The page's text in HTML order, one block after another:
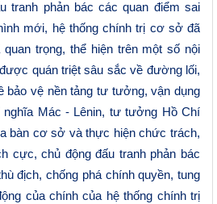
tranh phản bác các quan điểm sai
mới, hệ thống chính trị cơ sở đã
trọng, thể hiện trên một số nội
quán triệt sâu sắc về đường lối,
bảo vệ nền tảng tư tưởng, vận dụng
nghĩa Mác - Lênin, tư tưởng Hồ Chí
bàn cơ sở và thực hiện chức trách,
cực, chủ động đấu tranh phản bác
địch, chống phá chính quyền, tung
của chính của hệ thống chính trị